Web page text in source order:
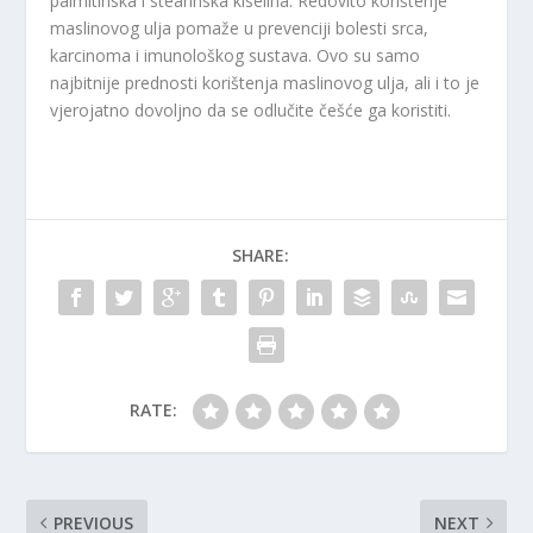
maslinovog ulja pomaže u prevenciji bolesti srca,
karcinoma i imunološkog sustava. Ovo su samo
najbitnije prednosti korištenja maslinovog ulja, ali i to je
vjerojatno dovoljno da se odlučite češće ga koristiti.
SHARE:
RATE:
PREVIOUS NEXT